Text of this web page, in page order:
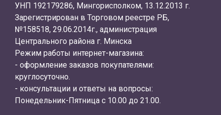
УНП 192179286, Мингорисполком, 13.12.2013 г.
Зарегистрирован в Торговом реестре РБ,
№158518, 29.06.2014г., администрация
Центрального района г. Минска
Режим работы интернет-магазина:
- оформление заказов покупателями:
круглосуточно.
- консультации и ответы на вопросы:
Понедельник-Пятница с 10.00 до 21.00.